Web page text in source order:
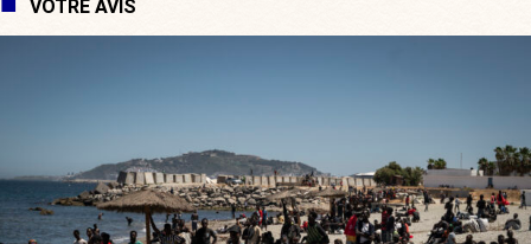
VOTRE AVIS